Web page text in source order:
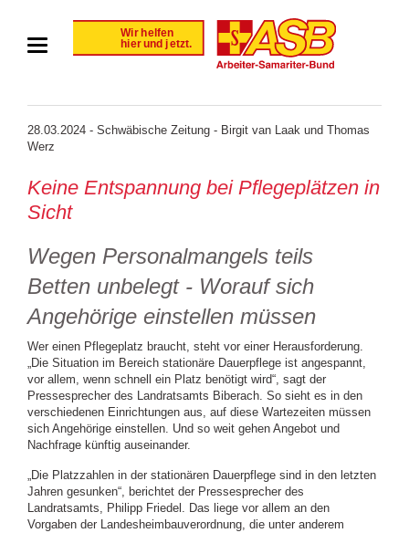
28.03.2024 - Schwäbische Zeitung - Birgit van Laak und Thomas
Werz
Keine Entspannung bei Pflegeplätzen in
Sicht
Wegen Personalmangels teils
Betten unbelegt - Worauf sich
Angehörige einstellen müssen
Wer einen Pflegeplatz braucht, steht vor einer Herausforderung.
„Die Situation im Bereich stationäre Dauerpflege ist angespannt,
vor allem, wenn schnell ein Platz benötigt wird“, sagt der
Pressesprecher des Landratsamts Biberach. So sieht es in den
verschiedenen Einrichtungen aus, auf diese Wartezeiten müssen
sich Angehörige einstellen. Und so weit gehen Angebot und
Nachfrage künftig auseinander.
„Die Platzzahlen in der stationären Dauerpflege sind in den letzten
Jahren gesunken“, berichtet der Pressesprecher des
Landratsamts, Philipp Friedel. Das liege vor allem an den
Vorgaben der Landesheimbauverordnung, die unter anderem